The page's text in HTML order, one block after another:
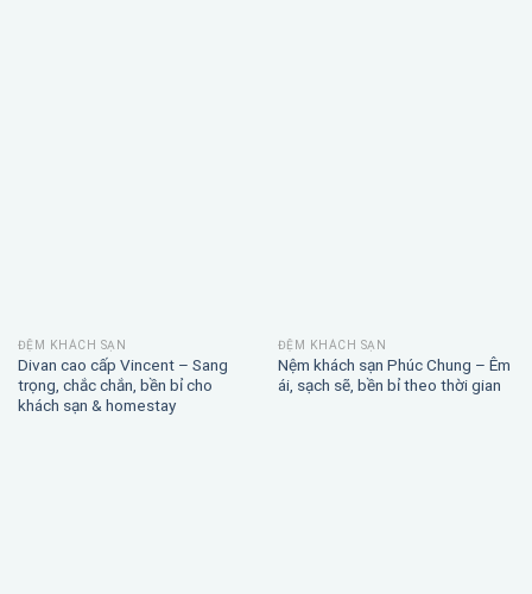
ĐỆM KHÁCH SẠN
Divan cao cấp Vincent – Sang
trọng, chắc chắn, bền bỉ cho
khách sạn & homestay
ĐỆM KHÁCH SẠN
Nệm khách sạn Phúc Chung – Êm
ái, sạch sẽ, bền bỉ theo thời gian